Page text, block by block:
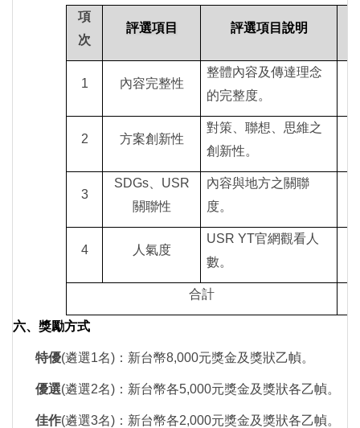
項
次
評選項目 評選項目說明
1 內容完整性
整體內容及傳達理念
的完整度。
2 方案創新性
對策、聯想、思維之
創新性。
3
SDGs、USR
關聯性
內容與地方之關聯
度。
4 人氣度
USR YT官網觀看人
數。
合計
六、獎勵方式
特優(遴選1名)：新台幣8,000元獎金及獎狀乙幀。
優選(遴選2名)：新台幣各5,000元獎金及獎狀各乙幀。
佳作(遴選3名)：新台幣各2,000元獎金及獎狀各乙幀。